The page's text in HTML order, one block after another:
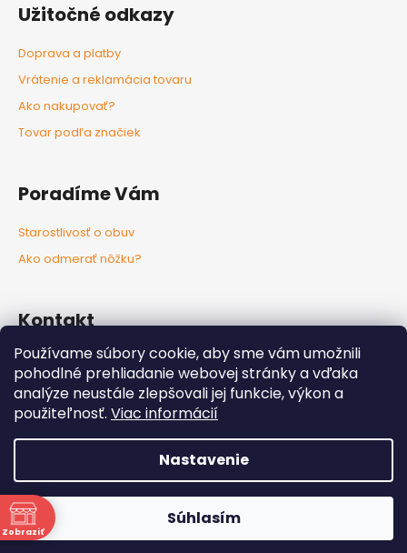
Používame súbory cookie, aby sme vám umožnili
pohodlné prehliadanie webovej stránky a vďaka
analýze neustále zlepšovali jej funkcie, výkon a
použiteľnosť. Viac informácií
Nastavenie
Súhlasím
Užitočné odkazy
Doprava a platby
Vrátenie a reklamácia tovaru
Ako nakupovať?
Tovar podľa značiek
Poradíme Vám
Starostlivosť o obuv
Ako odmerať nôžku?
Kontakt
info@nozkaobujsa.sk
+421907383063
Nozkaobujsa.sk
Nozkaobujsa
Copyright 2026Nôžkaobujsa. Všetky práva vyhradené.
Upraviť nastavenie cookies
Zobraziť